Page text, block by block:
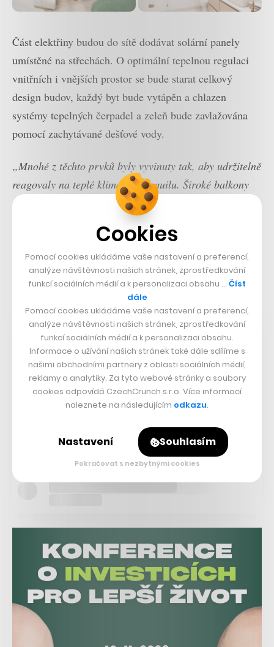
Část elektřiny budou do sítě dodávat solární panely
umístěné na střechách. O optimální tepelnou regulaci
vnitřních i vnějších prostor se bude starat celkový
design budov, každý byt bude vytápěn a chlazen
systémy tepelných čerpadel a zeleň bude zavlažována
pomocí zachytávané dešťové vody.
„Mnohé z těchto prvků byly vyvinuty tak, aby udržitelně
reagovaly na teplé klima Guayaquilu. Široké balkony
stíní skleněné fasádě, zatímco umístění věží a zakřivené
tvary pomáhají zlepšit větrání a umožňují, aby vítr
nerušeně proudil po pozemku,“popisují architekti
MVRDV.
Nastartujte svou kariéru
Cookies
Pomocí cookies ukládáme vaše nastavení a preferencí,
analýze návštěvnosti našich stránek, zprostředkování
funkcí sociálních médií a k personalizaci obsahu … Číst
dále
Pomocí cookies ukládáme vaše nastavení a preferencí,
analýze návštěvnosti našich stránek, zprostředkování
funkcí sociálních médií a k personalizaci obsahu.
Informace o užívání našich stránek také dále sdílíme s
našimi obchodními partnery z oblasti sociálních médií,
reklamy a analytiky. Za tyto webové stránky a soubory
cookies odpovídá CzechCrunch s.r.o. Více informací
naleznete na následujícím odkazu.
Nastavení Souhlasím
Pokračovat s nezbytnými cookies